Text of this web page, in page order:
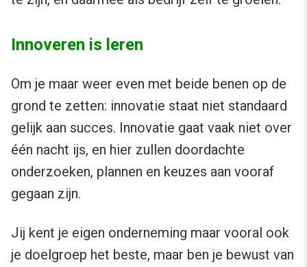
Innoveren is leren
Om je maar weer even met beide benen op de
grond te zetten: innovatie staat niet standaard
gelijk aan succes. Innovatie gaat vaak niet over
één nacht ijs, en hier zullen doordachte
onderzoeken, plannen en keuzes aan vooraf
gegaan zijn.
Jij kent je eigen onderneming maar vooral ook
je doelgroep het beste, maar ben je bewust van